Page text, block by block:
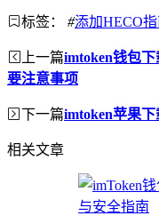
标签： #添加HECO
上一篇imtoken钱包
要注意事项
下一篇imtoken苹果
相关文章